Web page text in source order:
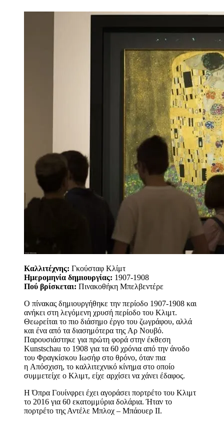
Καλλιτέχνης: Γκούσταφ Κλίμτ
Ημερομηνία δημιουργίας: 1907-1908
Πού βρίσκεται: Πινακοθήκη Μπελβεντέρε
Ο πίνακας δημιουργήθηκε την περίοδο 1907-1908 και
ανήκει στη λεγόμενη χρυσή περίοδο του Κλιμτ.
Θεωρείται το πιο διάσημο έργο του ζωγράφου, αλλά
και ένα από τα διασημότερα της Αρ Νουβό.
Παρουσιάστηκε για πρώτη φορά στην έκθεση
Kunstschau το 1908 για τα 60 χρόνια από την άνοδο
του Φραγκίσκου Ιωσήφ στο θρόνο, όταν πια
η Απόσχιση, το καλλιτεχνικό κίνημα στο οποίο
συμμετείχε ο Κλιμτ, είχε αρχίσει να χάνει έδαφος.
Η Όπρα Γουίνφρει έχει αγοράσει πορτρέτο του Κλιμτ
το 2016 για 60 εκατομμύρια δολάρια. Ήταν το
πορτρέτο της Αντέλε Μπλοχ – Μπάουερ ΙΙ.